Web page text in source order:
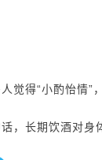
觉得“小酌怡情”
，长期饮酒对身